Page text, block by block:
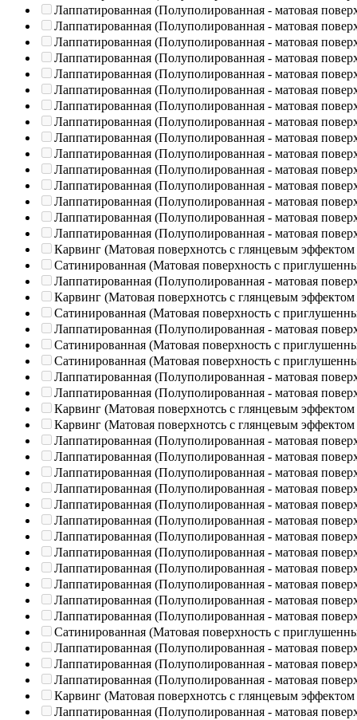
Лаппатированная (Полуполированная - матовая
Лаппатированная (Полуполированная - матовая
Лаппатированная (Полуполированная - матовая
Лаппатированная (Полуполированная - матовая
Лаппатированная (Полуполированная - матовая
Лаппатированная (Полуполированная - матовая
Лаппатированная (Полуполированная - матовая
Лаппатированная (Полуполированная - матовая
Лаппатированная (Полуполированная - матовая
Лаппатированная (Полуполированная - матовая
Лаппатированная (Полуполированная - матовая
Лаппатированная (Полуполированная - матовая
Лаппатированная (Полуполированная - матовая
Лаппатированная (Полуполированная - матовая
Лаппатированная (Полуполированная - матовая
Карвинг (Матовая поверхнотсь с глянцевым эффектом
Сатинированная (Матовая поверхность с
Лаппатированная (Полуполированная - матовая
Карвинг (Матовая поверхнотсь с глянцевым эффектом
Сатинированная (Матовая поверхность с
Лаппатированная (Полуполированная - матовая
Сатинированная (Матовая поверхность с
Сатинированная (Матовая поверхность с
Лаппатированная (Полуполированная - матовая
Лаппатированная (Полуполированная - матовая
Карвинг (Матовая поверхнотсь с глянцевым эффектом
Карвинг (Матовая поверхнотсь с глянцевым эффектом
Лаппатированная (Полуполированная - матовая
Лаппатированная (Полуполированная - матовая
Лаппатированная (Полуполированная - матовая
Лаппатированная (Полуполированная - матовая
Лаппатированная (Полуполированная - матовая
Лаппатированная (Полуполированная - матовая
Лаппатированная (Полуполированная - матовая
Лаппатированная (Полуполированная - матовая
Лаппатированная (Полуполированная - матовая
Лаппатированная (Полуполированная - матовая
Лаппатированная (Полуполированная - матовая
Лаппатированная (Полуполированная - матовая
Сатинированная (Матовая поверхность с
Лаппатированная (Полуполированная - матовая
Лаппатированная (Полуполированная - матовая
Лаппатированная (Полуполированная - матовая
Карвинг (Матовая поверхнотсь с глянцевым эффектом
Лаппатированная (Полуполированная - матовая